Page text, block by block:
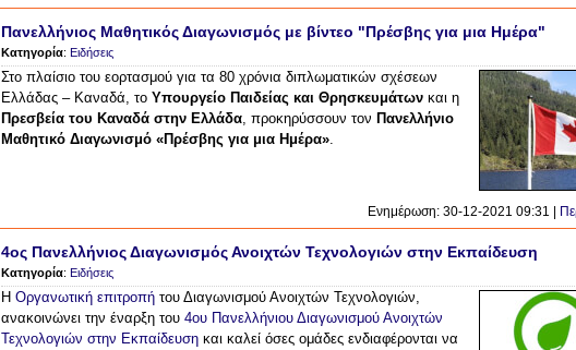
Πανελλήνιος Μαθητικός Διαγωνισμός με βίντεο "Πρέσβης για μια Ημέρα"
Κατηγορία: Ειδήσεις
Στο πλαίσιο του εορτασμού για τα 80 χρόνια διπλωματικών σχέσεων
Ελλάδας – Καναδά, το Υπουργείο Παιδείας και Θρησκευμάτων και η
Πρεσβεία του Καναδά στην Ελλάδα, προκηρύσσουν τον Πανελλήνιο
Μαθητικό Διαγωνισμό «Πρέσβης για μια Ημέρα».
Ενημέρωση: 30-12-2021 09:31 |
4ος Πανελλήνιος Διαγωνισμός Ανοιχτών Τεχνολογιών στην Εκπαίδευση
Κατηγορία: Ειδήσεις
Η Οργανωτική επιτροπή του Διαγωνισμού Ανοιχτών Τεχνολογιών,
ανακοινώνει την έναρξη του 4ου Πανελλήνιου Διαγωνισμού Ανοιχτών
Τεχνολογιών στην Εκπαίδευση και καλεί όσες ομάδες ενδιαφέρονται να